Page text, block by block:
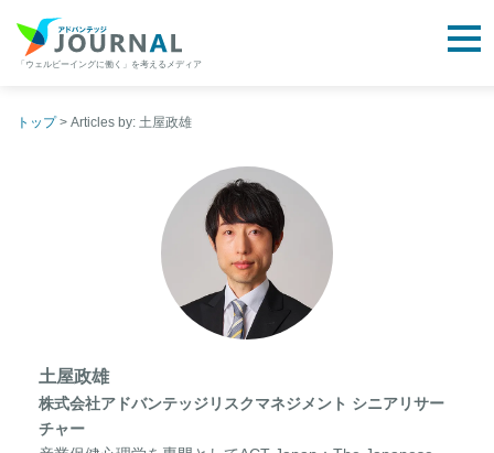
「ウェルビーイングに働く」を考えるメディア
トップ> Articles by: 土屋政雄
土屋政雄
株式会社アドバンテッジリスクマネジメント シニアリサー
チャー